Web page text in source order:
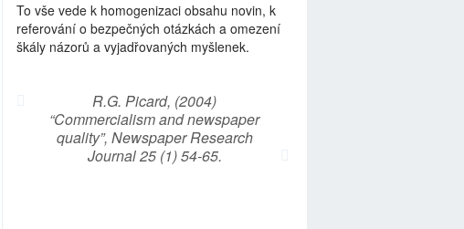
To vše vede k homogenizaci obsahu novin, k
referování o bezpečných otázkách a omezení
škály názorů a vyjadřovaných myšlenek.
R.G. Picard, (2004)
“Commercialism and newspaper
quality”, Newspaper Research
Journal 25 (1) 54-65.